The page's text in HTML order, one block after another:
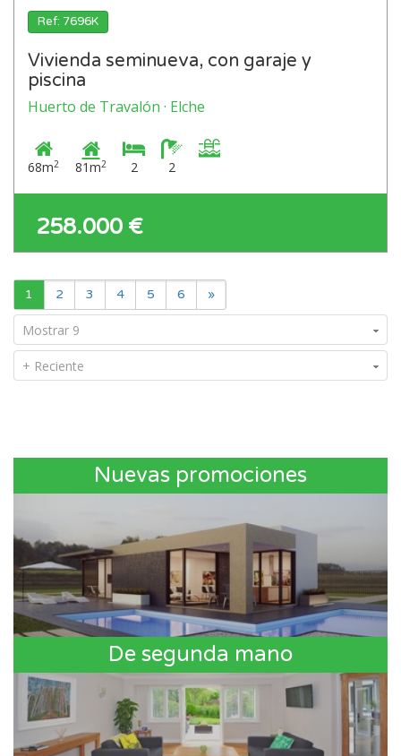
Ref: 7696K
Vivienda seminueva, con garaje y
piscina
Huerto de Travalón · Elche
68m2 81m2 2 2
258.000 €
1 2 3 4 5 6 »
Mostrar 9
+ Reciente
Nuevas promociones
De segunda mano